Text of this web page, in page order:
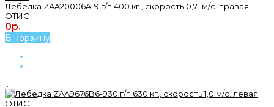
Лебедка ZAA20006A-9 г/п 400 кг., скорость 0,71 м/с. правая
ОТИС
0р.
В корзину